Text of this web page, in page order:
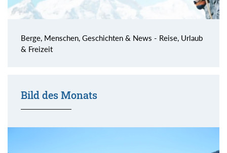
Berge, Menschen, Geschichten & News - Reise, Urlaub
& Freizeit
Bild des Monats